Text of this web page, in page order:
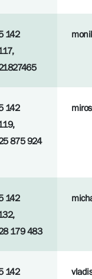
142
142
875 924
142
179 483
142